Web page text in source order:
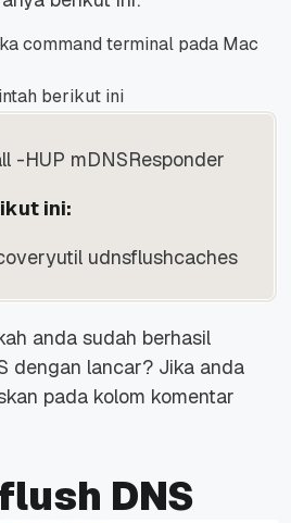
command terminal pada Mac
berikut ini
-HUP mDNSResponder
ini:
udnsflushcaches
anda sudah berhasil
dengan lancar? Jika anda
pada kolom komentar
DNS